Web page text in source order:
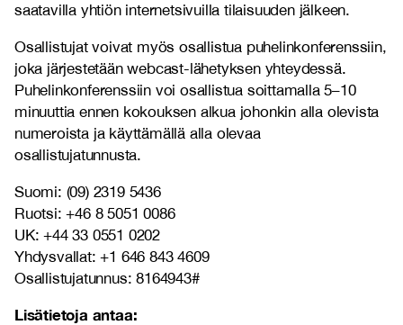
saatavilla yhtiön internetsivuilla tilaisuuden jälkeen.
Osallistujat voivat myös osallistua puhelinkonferenssiin,
joka järjestetään webcast-lähetyksen yhteydessä.
Puhelinkonferenssiin voi osallistua soittamalla 5–10
minuuttia ennen kokouksen alkua johonkin alla olevista
numeroista ja käyttämällä alla olevaa
osallistujatunnusta.
Suomi: (09) 2319 5436
Ruotsi: +46 8 5051 0086
UK: +44 33 0551 0202
Yhdysvallat: +1 646 843 4609
Osallistujatunnus: 8164943#
Lisätietoja antaa: